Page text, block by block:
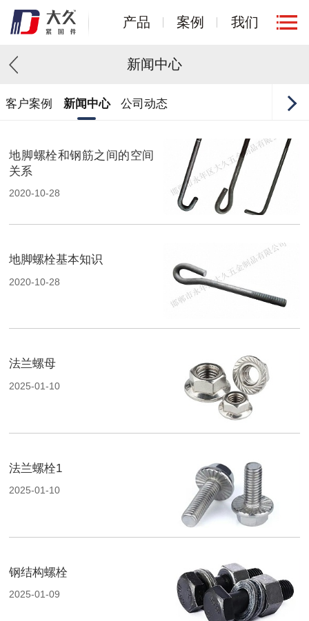
产品 案例 我们
新闻中心
客户案例 新闻中心 公司动态
地脚螺栓和钢筋之间的空间
关系
2020-10-28
地脚螺栓基本知识
2020-10-28
法兰螺母
2025-01-10
法兰螺栓1
2025-01-10
钢结构螺栓
2025-01-09